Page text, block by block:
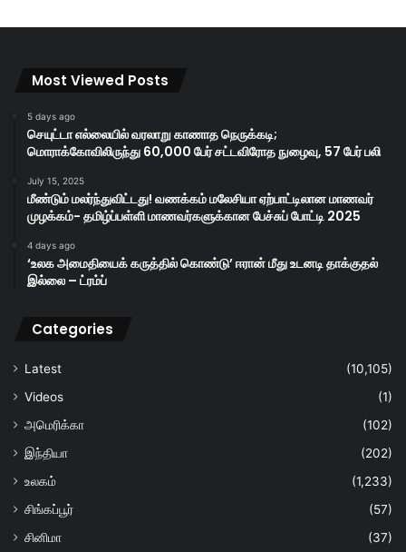
Most Viewed Posts
5 days ago
செயுட்டா எல்லையில் வரலாறு காணாத நெருக்கடி;
மொராக்கோவிலிருந்து 60,000 பேர் சட்டவிரோத நுழைவு, 57 பேர் பலி
July 15, 2025
மீண்டும் மலர்ந்துவிட்டது! வணக்கம் மலேசியா ஏற்பாட்டிலான மாணவர்
முழக்கம்- தமிழ்ப்பள்ளி மாணவர்களுக்கான பேச்சுப் போட்டி 2025
4 days ago
‘உலக அமைதியைக் கருத்தில் கொண்டு’ ஈரான் மீது உடனடி தாக்குதல்
இல்லை – ட்ரம்ப்
Categories
Latest
(10,105)
Videos
(1)
அமெரிக்கா
(102)
இந்தியா
(202)
உலகம்
(1,233)
சிங்கப்பூர்
(57)
சினிமா
(37)